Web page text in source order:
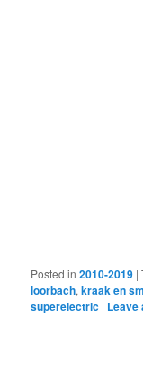
Posted in 2010-2019 |
loorbach,kraak en
superelectric | Leave